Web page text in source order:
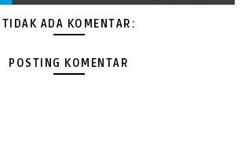
TIDAK ADA KOMENTAR:
POSTING KOMENTAR